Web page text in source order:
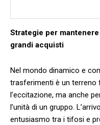
Strategie per
grandi ⁣acquisti
Nel mondo dinamico ⁣e
⁤trasferimenti è un⁢ terreno
l’eccitazione, ma anche
l’unità di un gruppo.
entusiasmo tra ⁢i ⁤tifosi e⁤